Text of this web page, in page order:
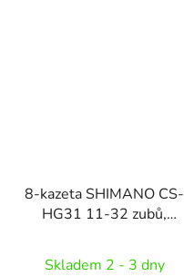
8-kazeta SHIMANO CS-
HG31 11-32 zubů,
Skladem 2 - 3 dny